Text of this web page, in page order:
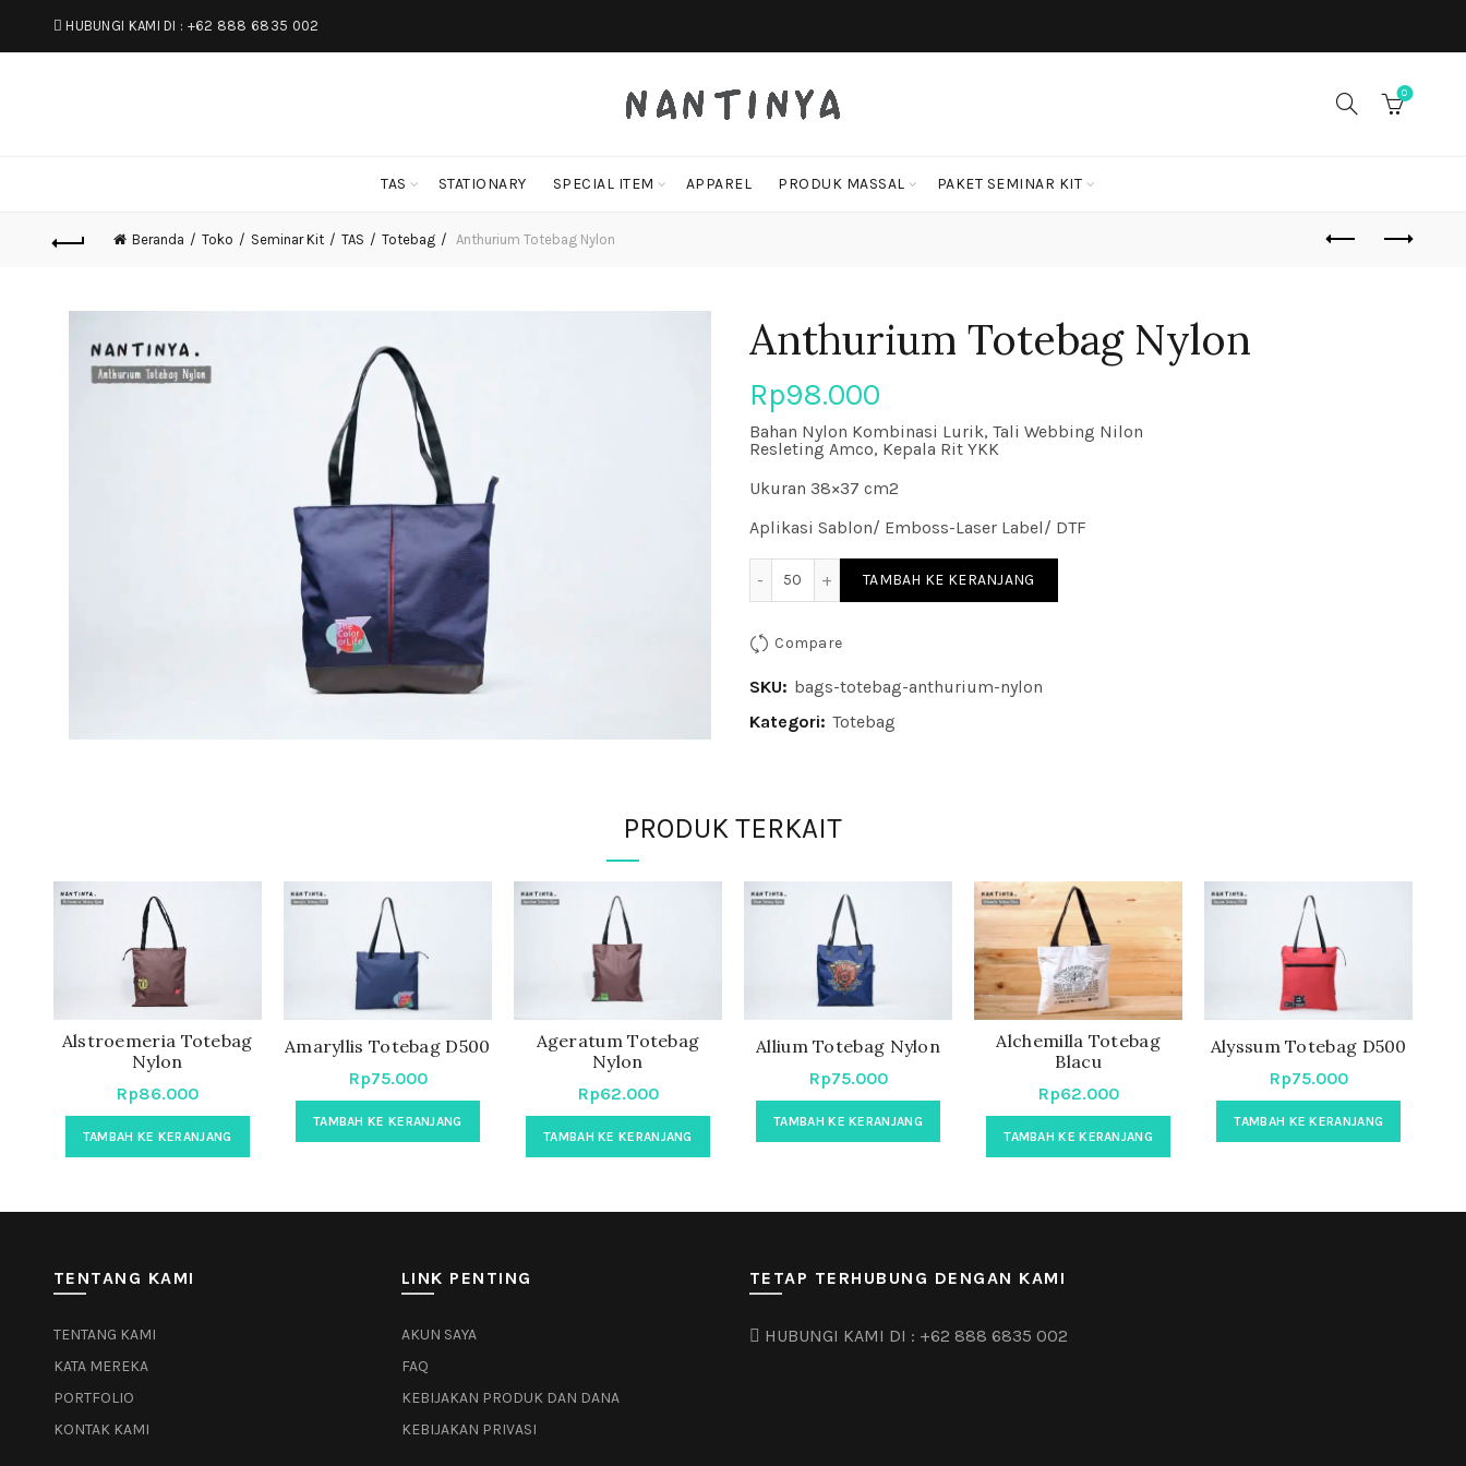
HUBUNGI KAMI DI : +62 888 6835 002
0
TAS STATIONARY SPECIAL ITEM APPAREL PRODUK MASSAL PAKET SEMINAR KIT
Beranda Toko Seminar Kit TAS Totebag Anthurium Totebag Nylon
Anthurium Totebag Nylon
Rp98.000
Bahan Nylon Kombinasi Lurik, Tali Webbing Nilon
Resleting Amco, Kepala Rit YKK
Ukuran 38×37 cm2
Aplikasi Sablon/ Emboss-Laser Label/ DTF
Kuantitas Anthurium Totebag Nylon
TAMBAH KE KERANJANG
Compare
SKU: bags-totebag-anthurium-nylon
Kategori: Totebag
Share
PRODUK TERKAIT
Alstroemeria Totebag
Nylon
Rp86.000
TAMBAH KE KERANJANG
Amaryllis Totebag D500
Rp75.000
TAMBAH KE KERANJANG
Ageratum Totebag
Nylon
Rp62.000
TAMBAH KE KERANJANG
Allium Totebag Nylon
Rp75.000
TAMBAH KE KERANJANG
Alchemilla Totebag
Blacu
Rp62.000
TAMBAH KE KERANJANG
Alyssum Totebag D500
Rp75.000
TAMBAH KE KERANJANG
TENTANG KAMI
TENTANG KAMI
KATA MEREKA
PORTFOLIO
KONTAK KAMI
LINK PENTING
AKUN SAYA
FAQ
KEBIJAKAN PRODUK DAN DANA
KEBIJAKAN PRIVASI
TETAP TERHUBUNG DENGAN KAMI
HUBUNGI KAMI DI : +62 888 6835 002